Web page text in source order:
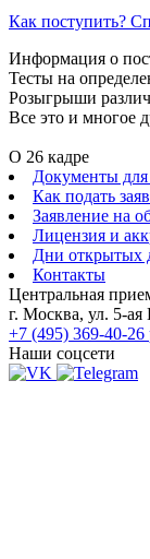
Как поступить?
Информация о
Тесты на
Розыгрыши
Все это и многое
О 26 кадре
Документы
Как подать
Заявление на
Лицензия и
Дни открытых
Контакты
Центральная
г. Москва, ул. 5-ая
+7 (495) 369-40-26
Наши соцсети